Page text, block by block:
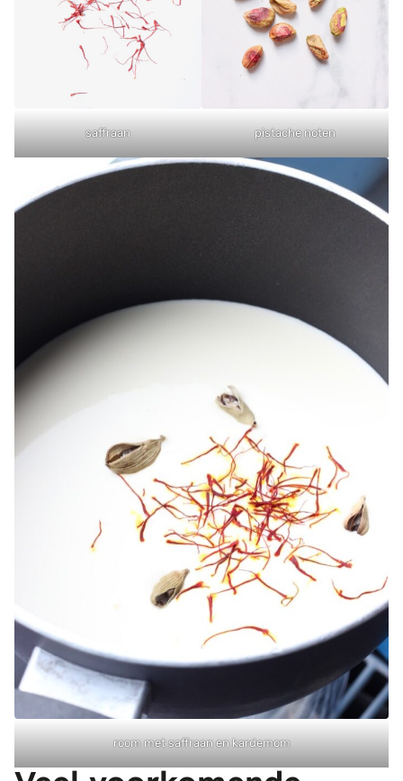
saffraan pistache noten
room met saffraan en kardemom